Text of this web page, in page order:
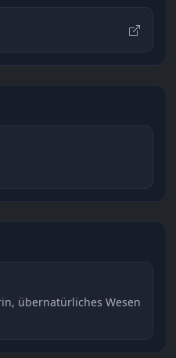
übernatürliches Wesen